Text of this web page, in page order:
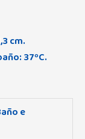
cm.
37ºC.
e